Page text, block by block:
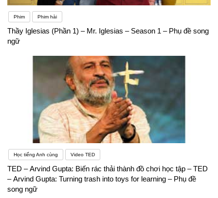
Phim Phim hài
Thầy Iglesias (Phần 1) – Mr. Iglesias – Season 1 – Phụ đề song
ngữ
Học tiếng Anh cùng Video TED
TED – Arvind Gupta: Biến rác thải thành đồ chơi học tập – TED
– Arvind Gupta: Turning trash into toys for learning – Phụ đề
song ngữ